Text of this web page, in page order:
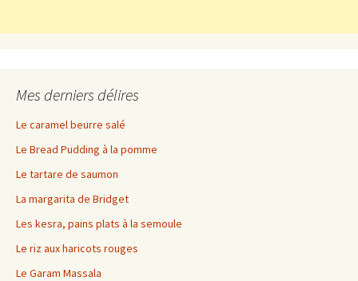
Mes derniers délires
Le caramel beurre salé
Le Bread Pudding à la pomme
Le tartare de saumon
La margarita de Bridget
Les kesra, pains plats à la semoule
Le riz aux haricots rouges
Le Garam Massala